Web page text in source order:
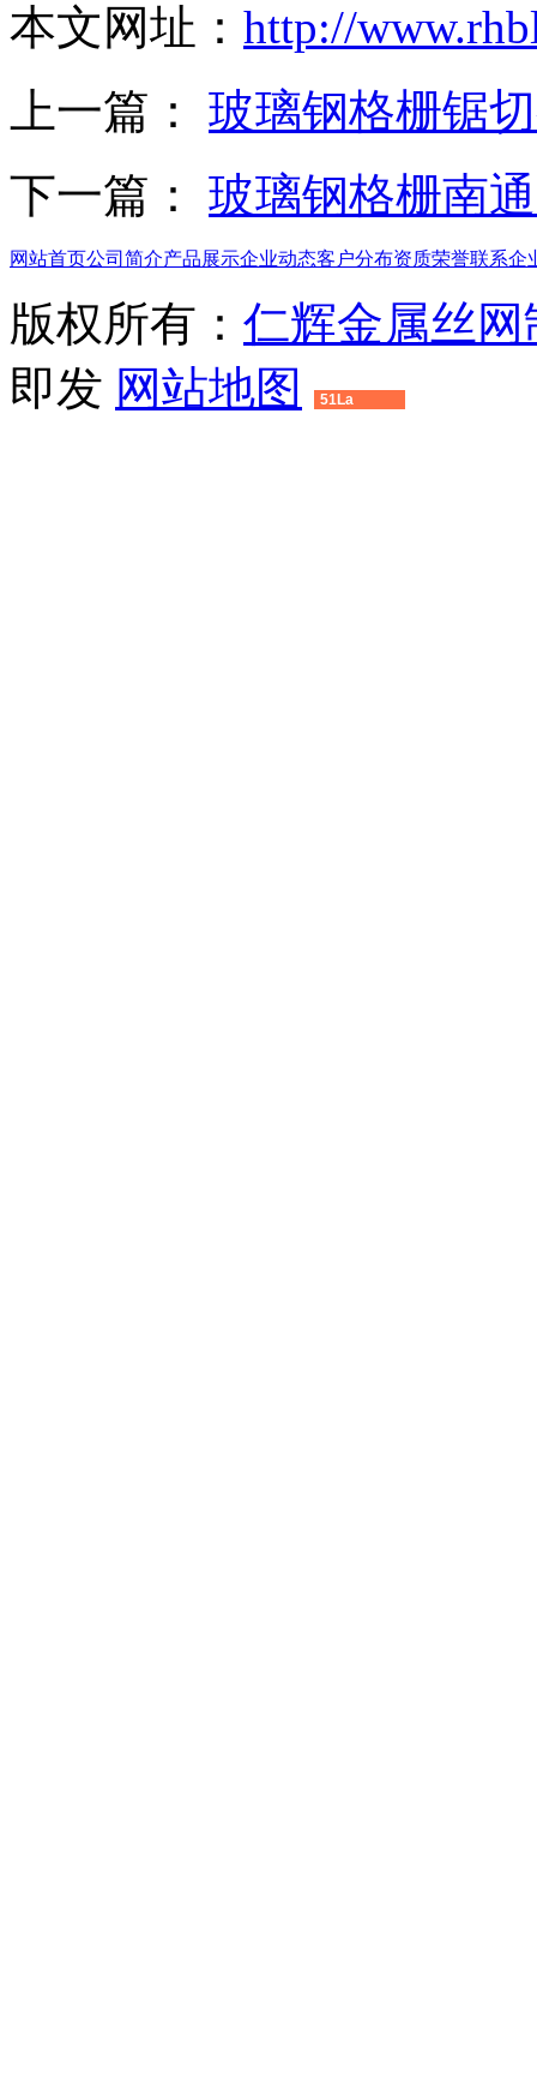
本文网址： http://
上一篇： 玻璃钢格栅锯
下一篇： 玻璃钢格栅南
网站首页公司简介产品展示企业动态客户分布资质荣誉联系企
版权所有： 仁辉金属丝
即发 网站地图 51La